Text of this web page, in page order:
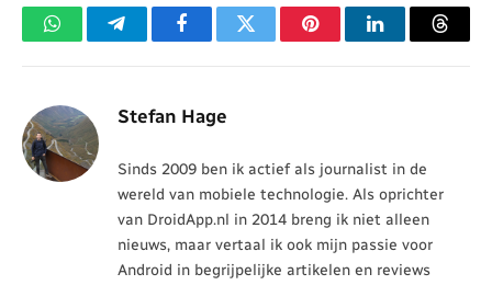
WhatsAppTelegramFacebookTwitter PinterestLinkedIn
Stefan Hage
Sinds 2009 ben ik actief als journalist in de
wereld van mobiele technologie. Als oprichter
van DroidApp.nl in 2014 breng ik niet alleen
nieuws, maar vertaal ik ook mijn passie voor
Android in begrijpelijke artikelen en reviews